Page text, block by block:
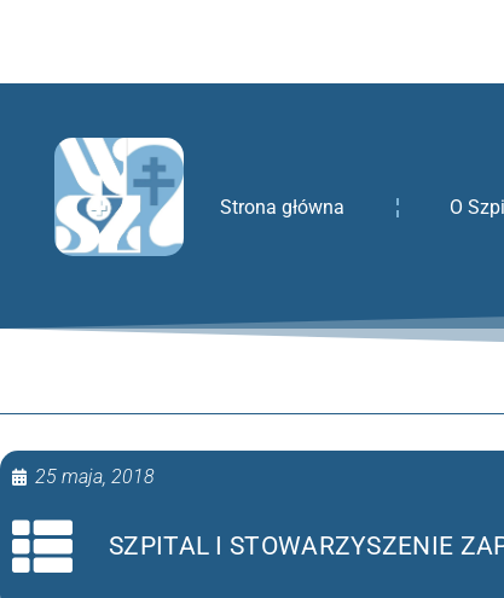
Strona główna O
25 maja, 2018
SZPITAL I STOWARZYSZENIE